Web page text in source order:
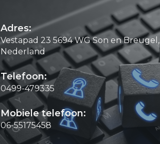
Adres:
Vestapad 23 5694 WG Son en Breugel,
Nederland
Telefoon:
0499-479335
Mobiele telefoon:
06-55175458